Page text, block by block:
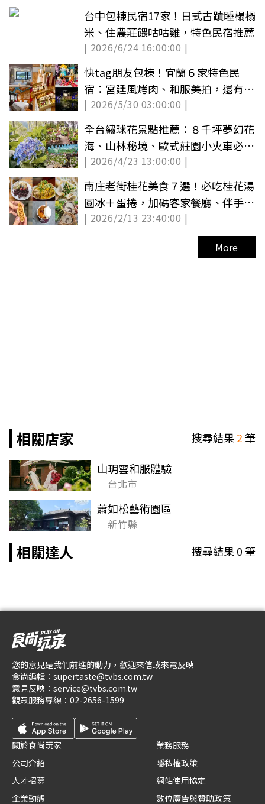
台中包棟民宿17家！日式古蹟睡榻榻
米、住農莊餵咕咕雞，特色民宿推薦
| 2026/6/24 16:00:00 |
快tag朋友包棟！宜蘭６家特色民
宿：宮廷風烤肉、和服美拍，還有澎
派Buffet早餐
| 2026/5/30 03:00:00 |
全台繡球花景點推薦：８千坪夢幻花
海、山林秘境、歐式莊園小火車必打
卡
| 2026/4/23 13:00:00 |
南庄老街桂花美食７選！必吃桂花湯
圓冰＋蛋捲，加碼客家餐廳、伴手禮
Top 10
| 2026/2/13 23:40:00 |
More
相關店家 搜尋結果2筆
山玥雲和服體驗
台北市
蕭如松藝術園區
新竹縣
相關達人 搜尋結果0筆
您的意見是我們前進的動力，歡迎來信或來電反映
食尚編輯： supertaste@tvbs.com.tw
意見反映： service@tvbs.com.tw
觀眾服務專線： 02-2656-1599
關於食尚玩家
公司介紹
人才招募
企業動態
業務服務
隱私權政策
網站使用協定
數位廣告與贊助政策